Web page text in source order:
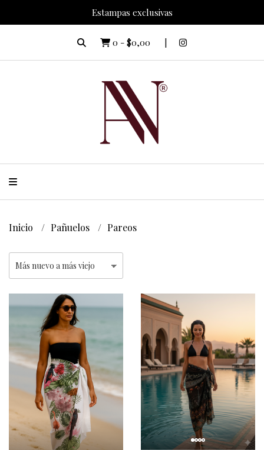
Estampas exclusivas
0 - $0,00
Inicio Pañuelos Pareos